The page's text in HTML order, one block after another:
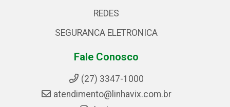
REDES
SEGURANCA ELETRONICA
Fale Conosco
(27) 3347-1000
atendimento@linhavix.com.br